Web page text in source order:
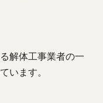
解体工事業者の一
います。